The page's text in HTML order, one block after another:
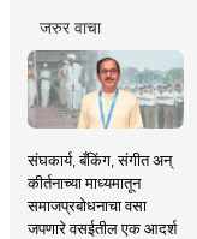
जरुर वाचा
संघकार्य, बँकिंग, संगीत अन्
कीर्तनाच्या माध्यमातून
समाजप्रबोधनाचा वसा
जपणारे वसईतील एक आदर्श